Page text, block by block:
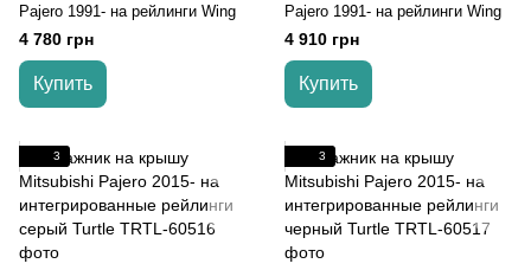
Pajero 1991- на рейлинги Wing
4 780 грн
Купить
Pajero 1991- на рейлинги Wing
4 910 грн
Купить
3 3